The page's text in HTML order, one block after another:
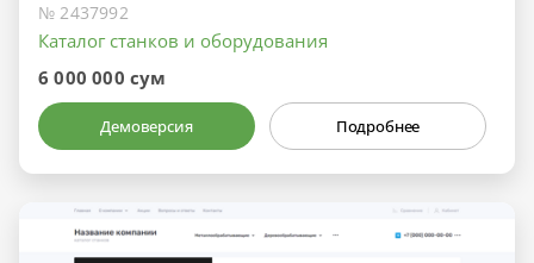
№ 2437992
Каталог станков и оборудования
6 000 000 сум
Демоверсия Подробнее